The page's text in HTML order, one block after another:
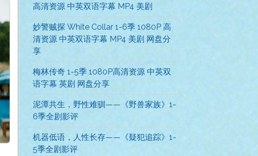
高清资源 中英双语字幕 MP4 美剧
妙警贼探 White Collar 1-6季 1080P 高
清资源 中英双语字幕 MP4 美剧 网盘分
享
梅林传奇 1-5季 1080P高清资源 中英双
语字幕 英剧 网盘分享
泥潭共生，野性难驯——《野兽家族》1-
6季全剧影评
机器低语，人性长存——《疑犯追踪》1-
5季全剧影评